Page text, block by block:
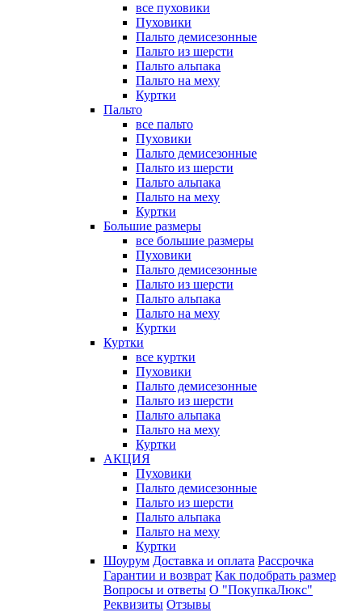
все пуховики
Пуховики
Пальто демисезонные
Пальто из шерсти
Пальто альпака
Пальто на меху
Куртки
Пальто
все пальто
Пуховики
Пальто демисезонные
Пальто из шерсти
Пальто альпака
Пальто на меху
Куртки
Большие размеры
все большие размеры
Пуховики
Пальто демисезонные
Пальто из шерсти
Пальто альпака
Пальто на меху
Куртки
Куртки
все куртки
Пуховики
Пальто демисезонные
Пальто из шерсти
Пальто альпака
Пальто на меху
Куртки
АКЦИЯ
Пуховики
Пальто демисезонные
Пальто из шерсти
Пальто альпака
Пальто на меху
Куртки
Шоурум Доставка и оплата Рассрочка
Гарантии и возврат Как подобрать размер
Вопросы и ответы О "ПокупкаЛюкс"
Реквизиты Отзывы